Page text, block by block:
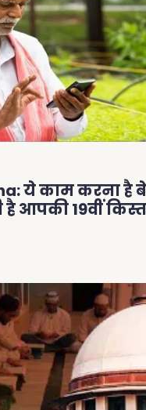
ये काम करना है
आपकी 19वीं किस्त